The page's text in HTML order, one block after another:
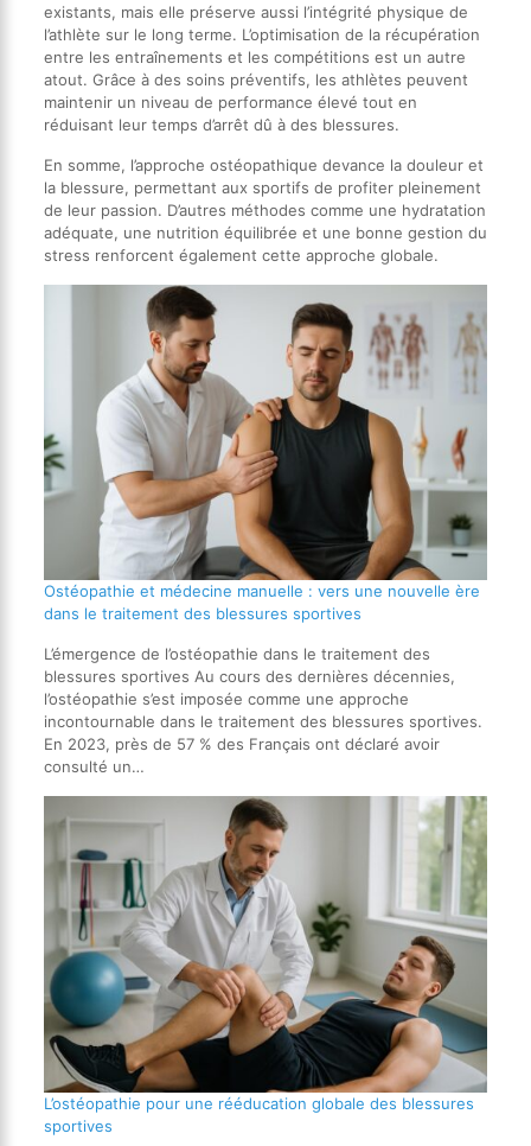
existants, mais elle préserve aussi l’intégrité physique de
l’athlète sur le long terme. L’optimisation de la récupération
entre les entraînements et les compétitions est un autre
atout. Grâce à des soins préventifs, les athlètes peuvent
maintenir un niveau de performance élevé tout en
réduisant leur temps d’arrêt dû à des blessures.
En somme, l’approche ostéopathique devance la douleur et
la blessure, permettant aux sportifs de profiter pleinement
de leur passion. D’autres méthodes comme une hydratation
adéquate, une nutrition équilibrée et une bonne gestion du
stress renforcent également cette approche globale.
Ostéopathie et médecine manuelle : vers une nouvelle ère
dans le traitement des blessures sportives
L’émergence de l’ostéopathie dans le traitement des
blessures sportives Au cours des dernières décennies,
l’ostéopathie s’est imposée comme une approche
incontournable dans le traitement des blessures sportives.
En 2023, près de 57 % des Français ont déclaré avoir
consulté un…
L’ostéopathie pour une rééducation globale des blessures
sportives